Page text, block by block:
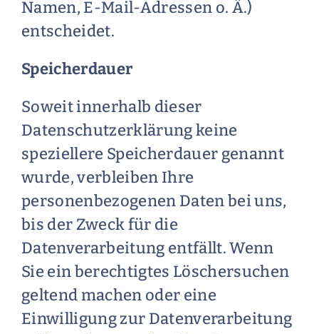
Namen, E-Mail-Adressen o. Ä.)
entscheidet.
Speicherdauer
Soweit innerhalb dieser
Datenschutzerklärung keine
speziellere Speicherdauer genannt
wurde, verbleiben Ihre
personenbezogenen Daten bei uns,
bis der Zweck für die
Datenverarbeitung entfällt. Wenn
Sie ein berechtigtes Löschersuchen
geltend machen oder eine
Einwilligung zur Datenverarbeitung